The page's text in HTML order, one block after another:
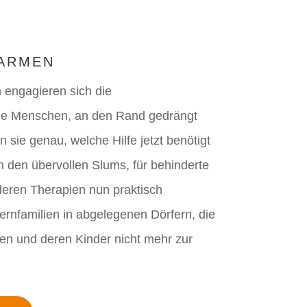
sich die
Menschen, an den Rand gedrängt
sie genau, welche Hilfe jetzt benötigt
den übervollen Slums, für behinderte
Therapien nun praktisch
in abgelegenen Dörfern, die
und deren Kinder nicht mehr zur